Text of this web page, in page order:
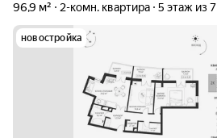
96,9 м²
2-комн. квартира 5 этаж из 7
новостройка